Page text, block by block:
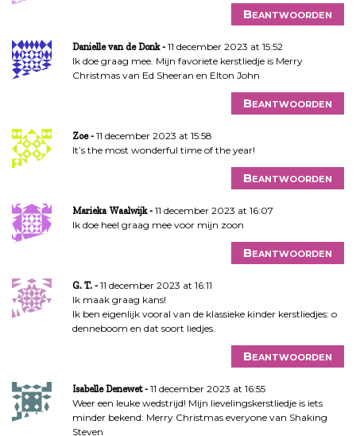
Beantwoorden
Danielle van de Donk
11 december 2023 at 15:52
Ik doe graag mee. Mijn favoriete kerstliedje is Merry
Christmas van Ed Sheeran en Elton John
Beantwoorden
Zoe
11 december 2023 at 15:58
It’s the most wonderful time of the year!
Beantwoorden
Marieka Waalwijk
11 december 2023 at 16:07
Ik doe heel graag mee voor mijn zoon
Beantwoorden
G. T.
11 december 2023 at 16:11
Ik maak graag kans!
Ik ben eigenlijk vooral van de klassieke kinder kerstliedjes: o
denneboom en dat soort liedjes.
Beantwoorden
Isabelle Denewet
11 december 2023 at 16:55
Weer een leuke wedstrijd! Mijn lievelingskerstliedje is iets
minder bekend: Merry Christmas everyone van Shaking
Steven